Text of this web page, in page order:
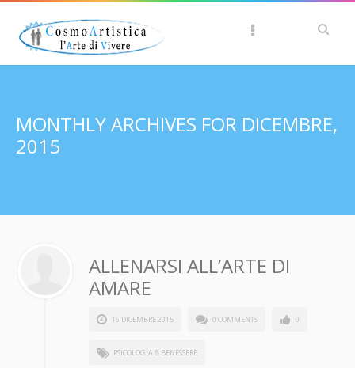
MONTHLY ARCHIVES FOR DICEMBRE,
2015
ALLENARSI ALL’ARTE DI
AMARE
16 DICEMBRE 2015 0 COMMENTS 0
PSICOLOGIA & BENESSERE